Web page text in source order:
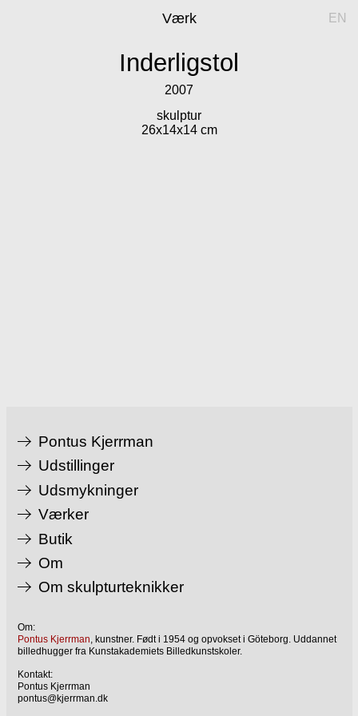
Værk EN
Inderligstol
2007
skulptur
26x14x14 cm
Pontus Kjerrman
Udstillinger
Udsmykninger
Værker
Butik
Om
Om skulpturteknikker
Om:
Pontus Kjerrman, kunstner. Født i 1954 og opvokset i Göteborg. Uddannet
billedhugger fra Kunstakademiets Billedkunstskoler.
Kontakt:
Pontus Kjerrman
pontus@kjerrman.dk